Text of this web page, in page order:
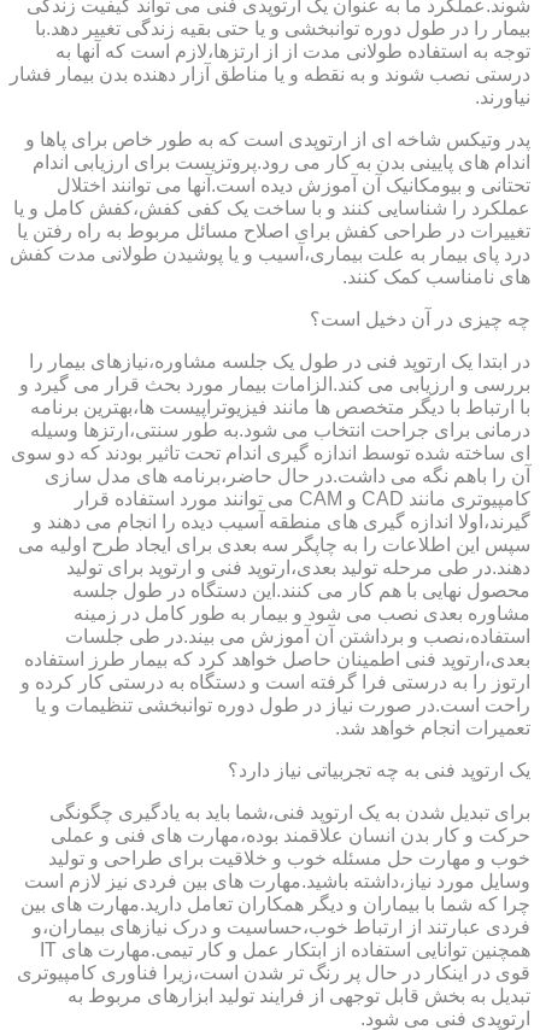
شوند.عملکرد ما به عنوان یک ارتوپدی فنی می تواند کیفیت زندگی
بیمار را در طول دوره توانبخشی و یا حتی بقیه زندگی تغییر دهد.با
توجه به استفاده طولانی مدت از از ارتزها،لازم است که آنها به
درستی نصب شوند و به نقطه و یا مناطق آزار دهنده بدن بیمار فشار
نیاورند.
پدر وتیکس شاخه ای از ارتوپدی است که به طور خاص برای پاها و
اندام های پایینی بدن به کار می رود.پروتزیست برای ارزیابی اندام
تحتانی و بیومکانیک آن آموزش دیده است.آنها می توانند اختلال
عملکرد را شناسایی کنند و با ساخت یک کفی کفش،کفش کامل و یا
تغییرات در طراحی کفش برای اصلاح مسائل مربوط به راه رفتن یا
درد پای بیمار به علت بیماری،آسیب و یا پوشیدن طولانی مدت کفش
های نامناسب کمک کنند.
چه چیزی در آن دخیل است؟
در ابتدا یک ارتوپد فنی در طول یک جلسه مشاوره،نیازهای بیمار را
بررسی و ارزیابی می کند.الزامات بیمار مورد بحث قرار می گیرد و
با ارتباط با دیگر متخصص ها مانند فیزیوتراپیست ها،بهترین برنامه
درمانی برای جراحت انتخاب می شود.به طور سنتی،ارتزها وسیله
ای ساخته شده توسط اندازه گیری اندام تحت تاثیر بودند که دو سوی
آن را باهم نگه می داشت.در حال حاضر،برنامه های مدل سازی
کامپیوتری مانند CAD و CAM می توانند مورد استفاده قرار
گیرند،اولا اندازه گیری های منطقه آسیب دیده را انجام می دهند و
سپس این اطلاعات را به چاپگر سه بعدی برای ایجاد طرح اولیه می
دهند.در طی مرحله تولید بعدی،ارتوپد فنی و ارتوپد برای تولید
محصول نهایی با هم کار می کنند.این دستگاه در طول جلسه
مشاوره بعدی نصب می شود و بیمار به طور کامل در زمینه
استفاده،نصب و برداشتن آن آموزش می بیند.در طی جلسات
بعدی،ارتوپد فنی اطمینان حاصل خواهد کرد که بیمار طرز استفاده
ارتوز را به درستی فرا گرفته است و دستگاه به درستی کار کرده و
راحت است.در صورت نیاز در طول دوره توانبخشی تنظیمات و یا
تعمیرات انجام خواهد شد.
یک ارتوپد فنی به چه تجربیاتی نیاز دارد؟
برای تبدیل شدن به یک ارتوپد فنی،شما باید به یادگیری چگونگی
حرکت و کار بدن انسان علاقمند بوده،مهارت های فنی و عملی
خوب و مهارت حل مسئله خوب و خلاقیت برای طراحی و تولید
وسایل مورد نیاز،داشته باشید.مهارت های بین فردی نیز لازم است
چرا که شما با بیماران و دیگر همکاران تعامل دارید.مهارت های بین
فردی عبارتند از ارتباط خوب،حساسیت و درک نیازهای بیماران،و
همچنین توانایی استفاده از ابتکار عمل و کار تیمی.مهارت های IT
قوی در اینکار در حال پر رنگ تر شدن است،زیرا فناوری کامپیوتری
تبدیل به بخش قابل توجهی از فرایند تولید ابزارهای مربوط به
ارتوپدی فنی می شود.